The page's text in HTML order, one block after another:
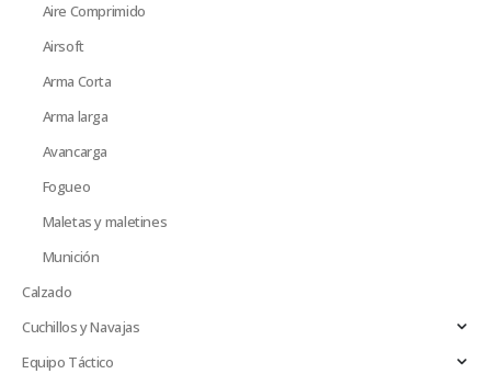
Aire Comprimido
Airsoft
Arma Corta
Arma larga
Avancarga
Fogueo
Maletas y maletines
Munición
Calzado
Cuchillos y Navajas
Equipo Táctico